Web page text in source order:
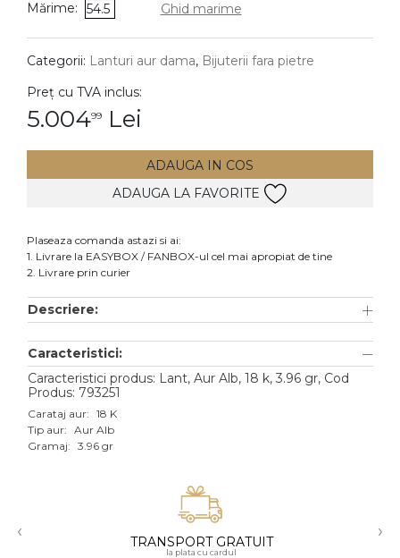
DIAMANTE Vezi toate
Cercei
Accesorii
Aur alb
Aur roz
Aur mixt
18K
Mărime: 54.5 Ghid marime
Categorii: Lanturi aur dama, Bijuterii fara pietre
Preț cu TVA inclus:
5.00499 Lei
ADAUGA IN COS
ADAUGA LA FAVORITE
Plaseaza comanda astazi si ai:
1. Livrare la EASYBOX / FANBOX-ul cel mai apropiat de tine
2. Livrare prin curier
Descriere:
Caracteristici:
Caracteristici produs: Lant, Aur Alb, 18 k, 3.96 gr, Cod
Produs: 793251
Carataj aur: 18 K
Tip aur: Aur Alb
Gramaj: 3.96 gr
‹ TRANSPORT GRATUIT
la plata cu cardul
›